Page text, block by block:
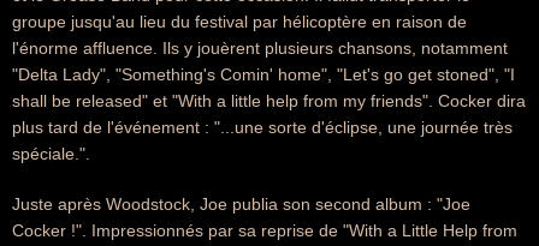
groupe jusqu'au lieu du festival par hélicoptère en raison de
l'énorme affluence. Ils y jouèrent plusieurs chansons, notamment
"Delta Lady", "Something's Comin' home", "Let's go get stoned", "I
shall be released" et "With a little help from my friends". Cocker dira
plus tard de l'événement : "...une sorte d'éclipse, une journée très
spéciale.".
Juste après Woodstock, Joe publia son second album : "Joe
Cocker !". Impressionnés par sa reprise de "With a Little Help from